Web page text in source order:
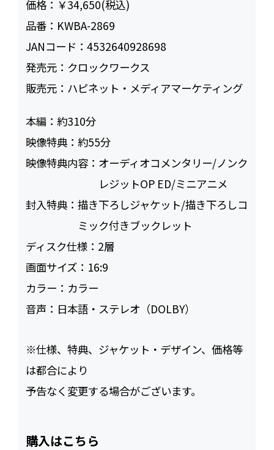
価格： ￥34,650(税込)
品番： KWBA-2869
JANコード：4532640928698
発売元： クロックワークス
販売元： ハピネット・メディアマーケティング
本編： 約310
映像特典： 約55
映像特典内容： オーディオコメンタリー/ノンク
レジットOP ED/ミニアニメ
封入特典：描き下ろしジャケット/描き下ろしコ
ミック付きブックレット
ディスク仕様： 2層
画面サイズ： 16:9
カラー： カラー
音声： 日本語・ステレオ（DOLBY）
※仕様、特典、ジャケット・デザイン、価格等
は都合により
予告なく変更する場合がございます。
購入はこちら